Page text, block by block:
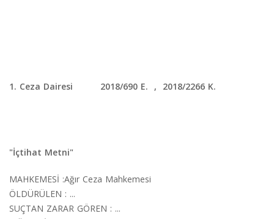
1. Ceza Dairesi 2018/690 E. , 2018/2266 K.
"İçtihat Metni"
MAHKEMESİ :Ağır Ceza Mahkemesi
ÖLDÜRÜLEN : ...
SUÇTAN ZARAR GÖREN : ...